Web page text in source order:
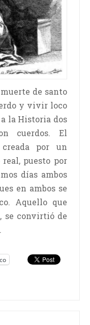
de santo
y vivir loco
la Historia dos
cuerdos. El
por un
puesto por
días ambos
en ambos se
Aquello que
se convirtió de